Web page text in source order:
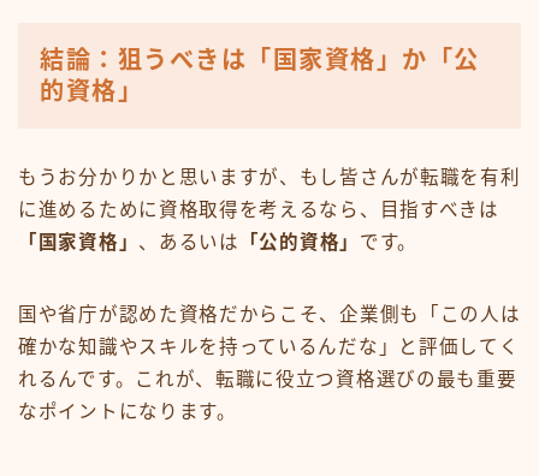
結論：狙うべきは「国家資格」か「公
的資格」
もうお分かりかと思いますが、もし皆さんが転職を有利
に進めるために資格取得を考えるなら、目指すべきは
「国家資格」 、あるいは 「公的資格」 です。
国や省庁が認めた資格だからこそ、企業側も「この人は
確かな知識やスキルを持っているんだな」と評価してく
れるんです。これが、転職に役立つ資格選びの最も重要
なポイントになります。